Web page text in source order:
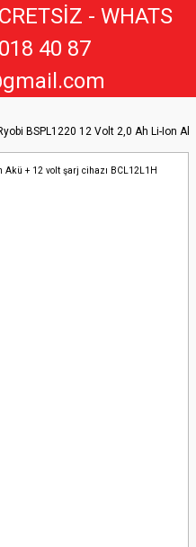
BSPL1220 12 Volt 2,0 Ah Li-Ion
- WHATS
40 87